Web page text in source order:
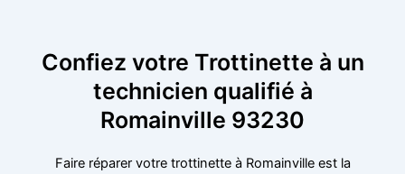
Confiez votre Trottinette à un
technicien qualifié à
Romainville 93230
Faire réparer votre trottinette à Romainville est la